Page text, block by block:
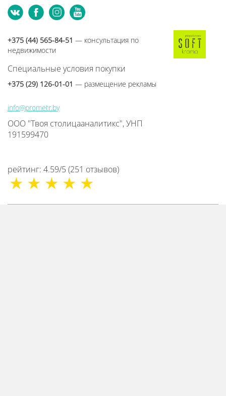
+375 (44) 565-84-51 — консультация по
недвижимости
Специальные условия покупки
+375 (29) 126-01-01 — размещение рекламы
info@prometr.by
ООО "Твоя столицааналитикс", УНП
191599470
рейтинг: 4.59/5 (251 отзывов)